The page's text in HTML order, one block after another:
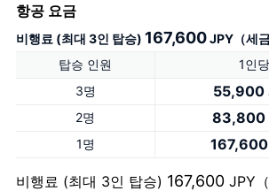
항공 요금
비행료 (최대 3인 탑승) 167,600JPY（세금
탑승 인원
1인
3명
55,900
2명
83,800
1명
167,600
비행료 (최대 3인 탑승) 167,600 JPY